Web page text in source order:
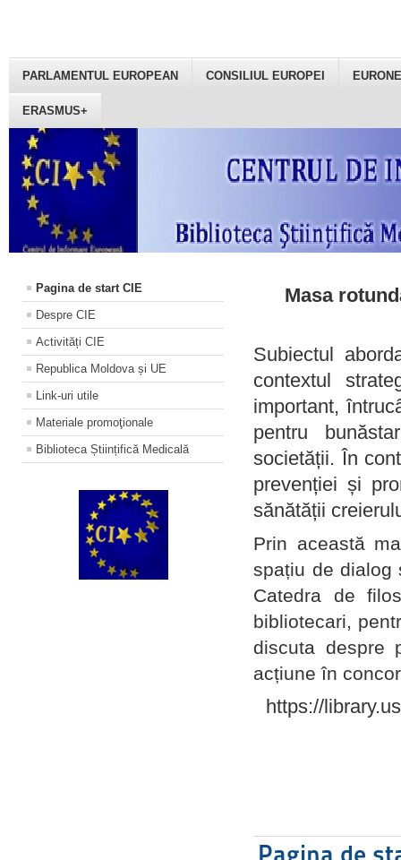
PARLAMENTUL EUROPEAN CONSILIUL EUROPEI
ERASMUS+
Pagina de start CIE
Despre CIE
Activități CIE
Republica Moldova și UE
Link-uri utile
Materiale promoţionale
Biblioteca Științifică Medicală
Masa
Subiectul
contextul
important,
pentru
societății. În
prevenției și
sănătății
Prin această
spațiu de dialog
Catedra de
bibliotecari,
discuta despre
acțiune în
https://